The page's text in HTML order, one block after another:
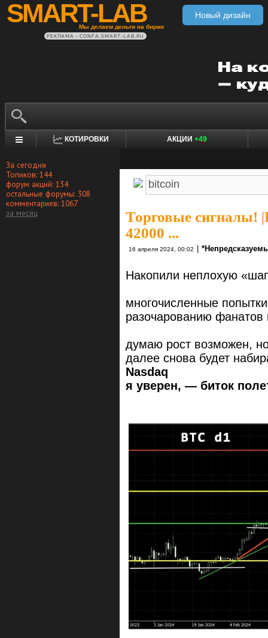
SMART-LAB
Мы делаем деньги на бирже
Новый дизайн
РЕКЛАМА • CONFA.SMART-LAB.RU
КОТИРОВКИ АКЦИИ +49
За сегодня
Топиков: 144
форум акций: 134
остальные форумы: 308
комментариев: 1067
за месяц
Торговые сигналы! |
42000 ...
16 апреля 2024, 00:02
Накопили неплохую
многочисленные
разочарованию фанатов
думаю рост возможен,
далее снова будет
Nasdaq
я уверен, — биток